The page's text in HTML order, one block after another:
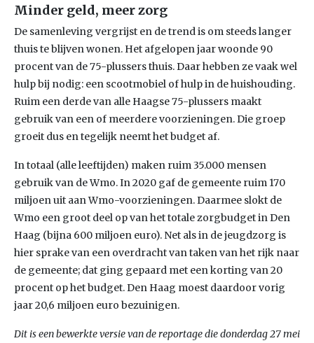
Minder geld, meer zorg
De samenleving vergrijst en de trend is om steeds langer
thuis te blijven wonen. Het afgelopen jaar woonde 90
procent van de 75-plussers thuis. Daar hebben ze vaak wel
hulp bij nodig: een scootmobiel of hulp in de huishouding.
Ruim een derde van alle Haagse 75-plussers maakt
gebruik van een of meerdere voorzieningen. Die groep
groeit dus en tegelijk neemt het budget af.
In totaal (alle leeftijden) maken ruim 35.000 mensen
gebruik van de Wmo. In 2020 gaf de gemeente ruim 170
miljoen uit aan Wmo-voorzieningen. Daarmee slokt de
Wmo een groot deel op van het totale zorgbudget in Den
Haag (bijna 600 miljoen euro). Net als in de jeugdzorg is
hier sprake van een overdracht van taken van het rijk naar
de gemeente; dat ging gepaard met een korting van 20
procent op het budget. Den Haag moest daardoor vorig
jaar 20,6 miljoen euro bezuinigen.
Dit is een bewerkte versie van de reportage die donderdag 27 mei